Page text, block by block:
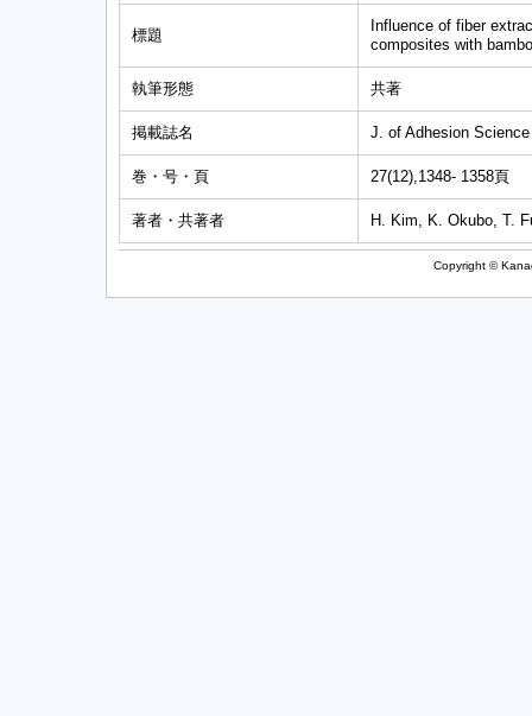
標題
Influence of fiber
composites with
執筆形態 共著
掲載誌名 J. of Adhesion
巻・号・頁 27(12),1348- 1358頁
著者・共著者 H. Kim, K. Okubo, T.
Copyright ©